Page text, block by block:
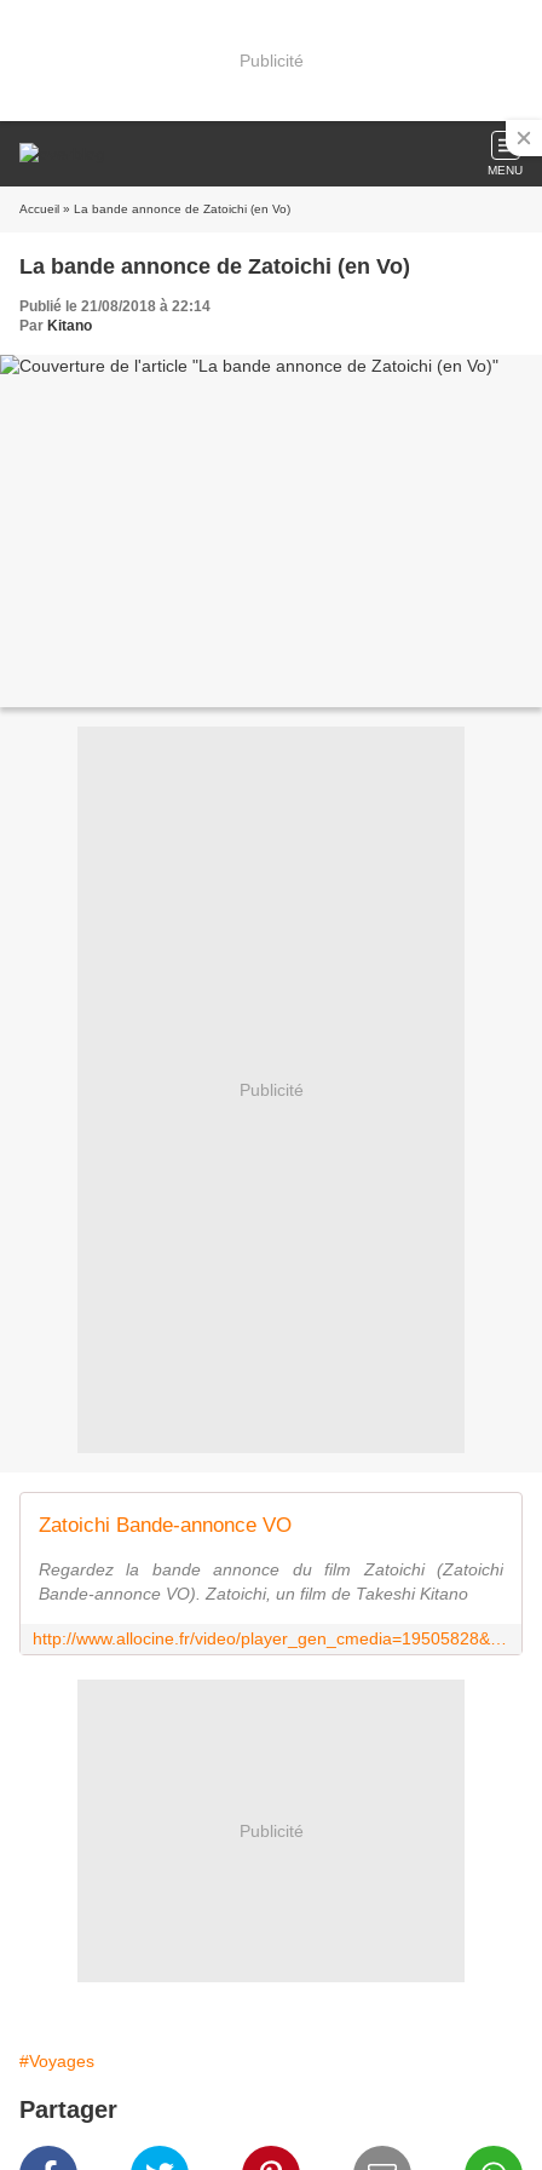
Publicité
MENU
Accueil » La bande annonce de Zatoichi (en Vo)
La bande annonce de Zatoichi (en Vo)
Publié le 21/08/2018 à 22:14
Par Kitano
Publicité
Zatoichi Bande-annonce VO
Regardez la bande annonce du film Zatoichi (Zatoichi
Bande-annonce VO). Zatoichi, un film de Takeshi Kitano
Publicité
#Voyages
Partager